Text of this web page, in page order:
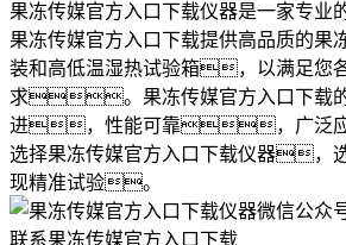
果冻传媒官方入口下载仪器是一家专
果冻传媒官方入口下载提供高品质的果
装和高低温湿热试验箱，以满足您
求。果冻传媒官方入口下载的
进，性能可靠，广泛应
选择果冻传媒官方入口下载仪器，
现精准试验。
联系果冻传媒官方入口下载